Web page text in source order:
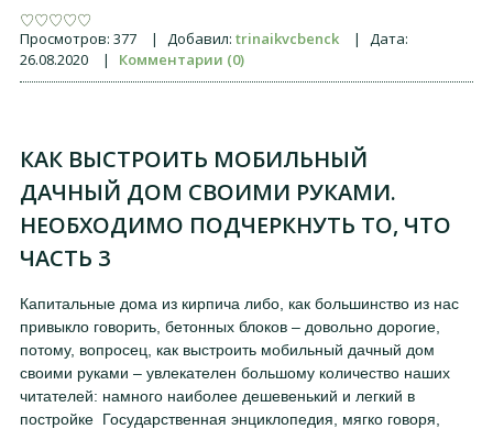
Просмотров: 377 | Добавил: trinaikvcbenck |
Дата:
26.08.2020
| Комментарии (0)
КАК ВЫСТРОИТЬ МОБИЛЬНЫЙ
ДАЧНЫЙ ДОМ СВОИМИ РУКАМИ.
НЕОБХОДИМО ПОДЧЕРКНУТЬ ТО, ЧТО
ЧАСТЬ 3
Капитальные дома из кирпича либо, как большинство из нас
привыкло говорить, бетонных блоков – довольно дорогие,
потому, вопросец, как выстроить мобильный дачный дом
своими руками – увлекателен большому количество наших
читателей: намного наиболее дешевенький и легкий в
постройке Государственная энциклопедия, мягко говоря,